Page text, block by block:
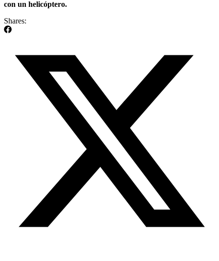
con un helicóptero.
Shares: